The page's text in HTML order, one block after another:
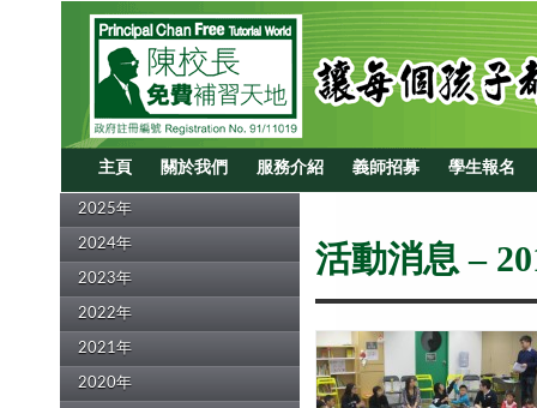
主頁 關於我們 服務介紹 義師招募 學生報名
2025年
2024年
2023年
2022年
2021年
2020年
活動消息 –